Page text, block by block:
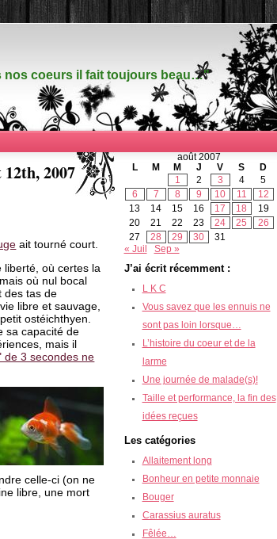
nos coeurs il fait toujours beau…"
2007
ait tourné court.
liberté, où certes la
où nul bocal
des tas de
libre et sauvage,
ostéichthyen.
sa capacité de
mais il
de 3 secondes ne
celle-ci (on ne
libre, une mort
août 2007
L
M M J V S
D
1
2 3 4
5
6
7 8 9 10 11
12
13
14 15 16 17 18
19
20
21 22 23 24 25
26
27
28 29 30
31
« Juil
Sep »
J’ai écrit récemment :
L K C
Vous savez que les ennuis ne
sont pas loin lorsque…
L’histoire du coeur et de la
larme
Une journée de malade(s)!
Taille et performance, la fin des
idées reçues
Les catégories
Allaitement long
Bonheur en petite monnaie
Bouger
Carassius auratus
Fêlée…